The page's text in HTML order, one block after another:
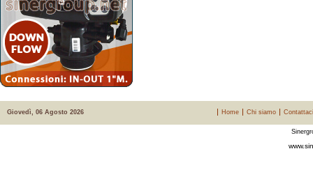
Giovedì, 06 Agosto 2026 Home Chi siamo Contattaci